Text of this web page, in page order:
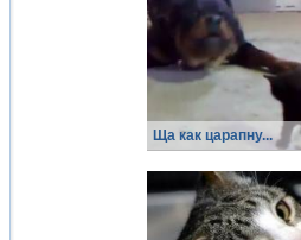
Ща как царапну...